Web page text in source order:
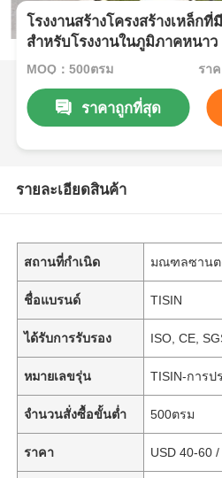
โรงงานสร้างโครงสร้างเหล็ก
สําหรับโรงงานในภูมิภาคหนาว
MOQ：500ตรม รา
ราคาถูกที่สุด
รายละเอียดสินค้า
สถานที่กำเนิด มณฑลซานต
ชื่อแบรนด์ TISIN
ได้รับการรับรอง ISO, CE,
หมายเลขรุ่น TISIN-การ
จำนวนสั่งซื้อขั้นต่ำ 500ตรม
ราคา USD 40-60 /